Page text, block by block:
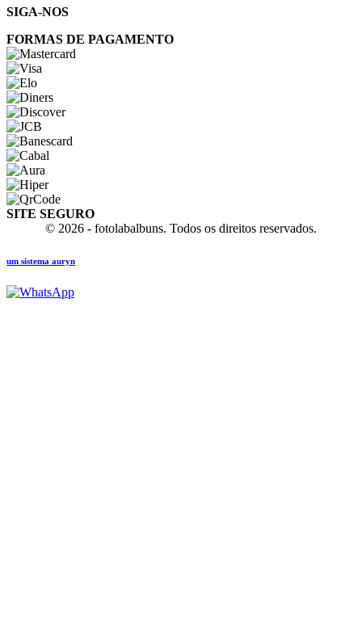
SIGA-NOS
FORMAS DE PAGAMENTO
SITE SEGURO
© 2026 - fotolabalbuns. Todos os direitos reservados.
um sistema auryn